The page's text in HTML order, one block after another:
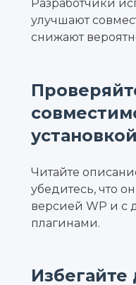
Разработчики
улучшают
снижают
установкой
Читайте
убедитесь, что
версией WP и с
плагинами.